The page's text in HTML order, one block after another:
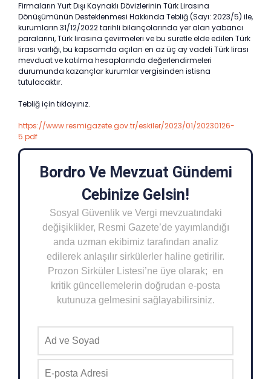
Firmaların Yurt Dışı Kaynaklı Dövizlerinin Türk Lirasına
Dönüşümünün Desteklenmesi Hakkında Tebliğ (Sayı: 2023/5) ile,
kurumların 31/12/2022 tarihli bilançolarında yer alan yabancı
paralarını, Türk lirasına çevirmeleri ve bu suretle elde edilen Türk
lirası varlığı, bu kapsamda açılan en az üç ay vadeli Türk lirası
mevduat ve katılma hesaplarında değerlendirmeleri
durumunda kazançlar kurumlar vergisinden istisna
tutulacaktır.
Tebliğ için tıklayınız.
https://www.resmigazete.gov.tr/eskiler/2023/01/20230126-
5.pdf
Bordro Ve Mevzuat Gündemi
Cebinize Gelsin!
Sosyal Güvenlik ve Vergi mevzuatındaki
değişiklikler, Resmi Gazete’de yayımlandığı
anda uzman ekibimiz tarafından analiz
edilerek anlaşılır sirkülerler haline getirilir.
Prozon Sirküler Listesi’ne üye olarak; en
kritik güncellemelerin doğrudan e-posta
kutunuza gelmesini sağlayabilirsiniz.